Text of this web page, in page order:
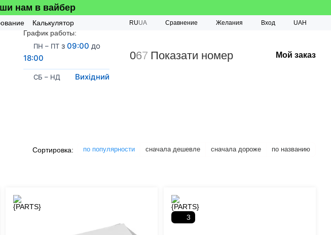
нам в вайбер
Калькулятор
RUUA Сравнение Желания Вход UAH
График работы:
ПН – ПТ з 09:00 до
18:00
СБ – НД Вихідний
067 Показати номер Мой заказ
Сортировка: по популярности сначала дешевле сначала дороже по названию
3